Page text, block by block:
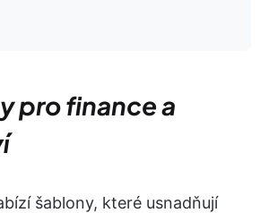
pro finance a
šablony, které usnadňují